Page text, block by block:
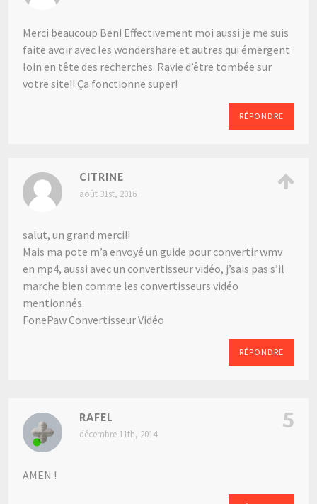
Merci beaucoup Ben! Effectivement moi aussi je me suis
faite avoir avec les wondershare et autres qui émergent
loin en tête des recherches. Ravie d’être tombée sur
votre site!! Ça fonctionne super!
RÉPONDRE
CITRINE
août 31st, 2016
salut, un grand merci!!
Mais ma pote m’a envoyé un guide pour convertir wmv
en mp4, aussi avec un convertisseur vidéo, j’sais pas s’il
marche bien comme les convertisseurs vidéo
mentionnés.
FonePaw Convertisseur Vidéo
RÉPONDRE
RAFEL
décembre 11th, 2014
AMEN !
5